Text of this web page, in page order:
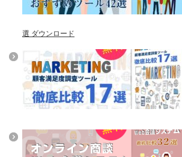
選 ダウンロード